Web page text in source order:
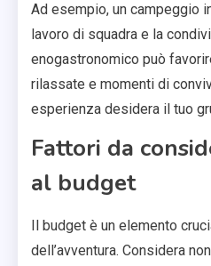
Ad esempio, un campeggio
lavoro di squadra e la
enogastronomico può
rilassate e momenti di
esperienza desidera il tuo
Fattori da
al budget
Il budget è un elemento
dell’avventura. Considera